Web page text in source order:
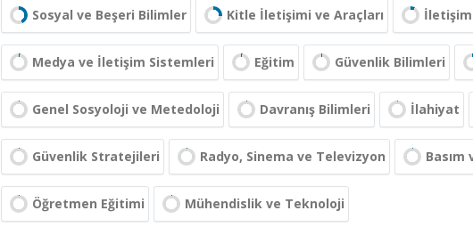
Sosyal ve Beşeri Bilimler Kitle İletişimi ve Araçları
Medya ve İletişim Sistemleri Eğitim Güvenlik Bilimleri
Genel Sosyoloji ve Metedoloji Davranış Bilimleri İlahiyat
Güvenlik Stratejileri Radyo, Sinema ve Televizyon Basım
Öğretmen Eğitimi Mühendislik ve Teknoloji